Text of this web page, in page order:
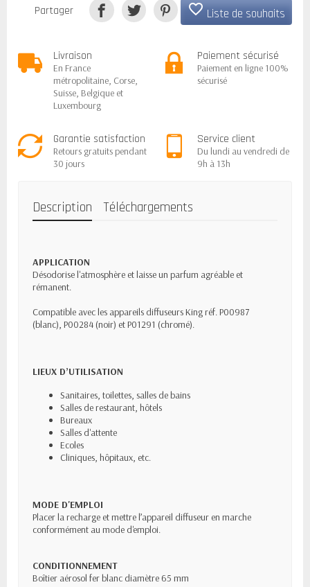
favorite_border Liste de souhaits
Partager
Livraison
En France
métropolitaine, Corse,
Suisse, Belgique et
Luxembourg
Paiement sécurisé
Paiement en ligne 100%
sécurisé
Garantie satisfaction
Retours gratuits pendant
30 jours
Service client
Du lundi au vendredi de
9h à 13h
Description Téléchargements
APPLICATION
Désodorise l'atmosphère et laisse un parfum agréable et
rémanent.
Compatible avec les appareils diffuseurs King réf. P00987
(blanc), P00284 (noir) et P01291 (chromé).
LIEUX D’UTILISATION
Sanitaires, toilettes, salles de bains
Salles de restaurant, hôtels
Bureaux
Salles d'attente
Ecoles
Cliniques, hôpitaux, etc.
MODE D'EMPLOI
Placer la recharge et mettre l’appareil diffuseur en marche
conformément au mode d'emploi.
CONDITIONNEMENT
Boîtier aérosol fer blanc diamètre 65 mm